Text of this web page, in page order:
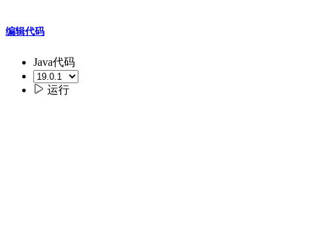
编辑代码
Java代码
 运行